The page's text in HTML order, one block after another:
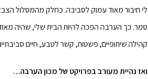
לי חיבור מאוד עמוק לסביבה. כחלק מהמסלול
סמר. כך הערבה הפכה להיות הבית שלי, שהיה
קהילה שיתופיים, פשטות, קשר לטבע, חיים סביבתיים
ואז נהיית מעורב בפרויקט של מכון הערבה…